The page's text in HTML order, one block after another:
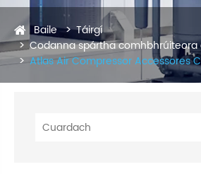
Baile
Táirgí
Codanna spártha comhbhrúiteora
Atlas Air Compressor Accessores